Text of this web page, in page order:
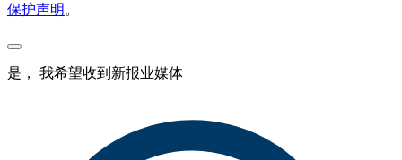
保护声明 。
是， 我希望收到新报业媒体